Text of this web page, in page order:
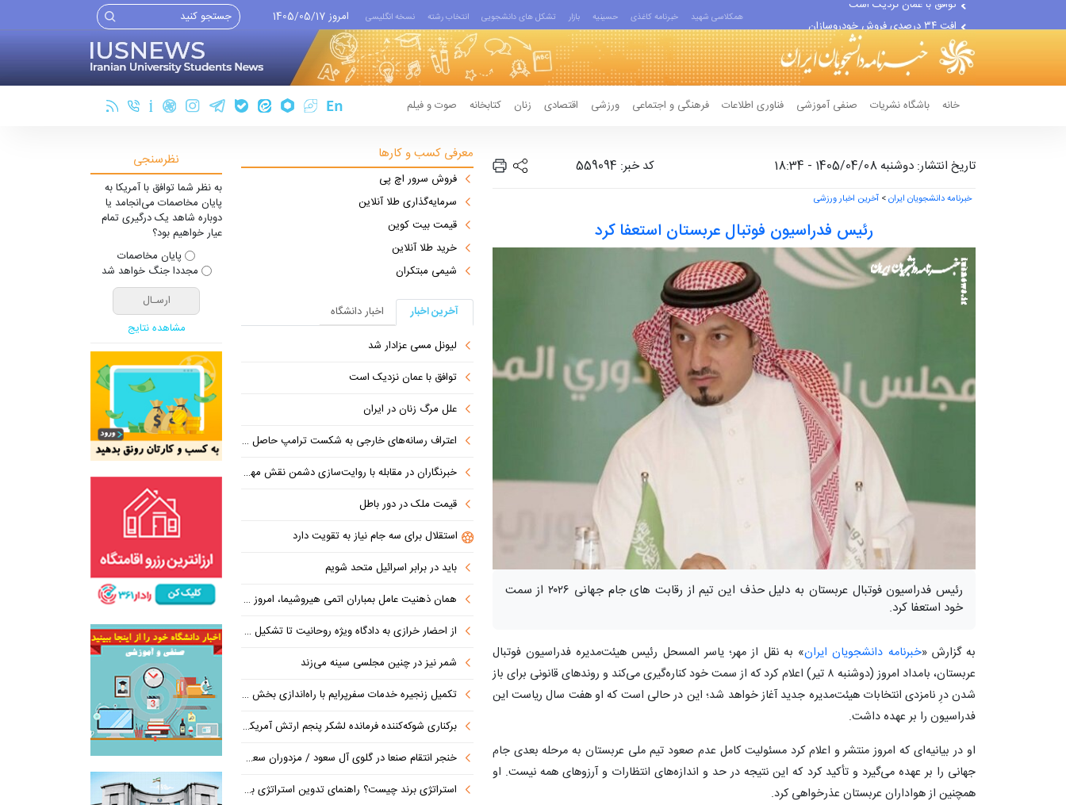
افت ۳۴ درصدی فروش خودروسازان
علل مرگ زنان در ایران
اعتراف رسانه‌های خارجی به...
همکلاسی شهید خبرنامه کاغذی حسینیه بازار تشکل های دانشجویی انتخاب رشته نسخه انگلیسی امروز 1405/05/17
خانه باشگاه نشریات صنفی آموزشی فناوری اطلاعات فرهنگی و اجتماعی ورزشی اقتصادی زنان کتابخانه صوت و فیلم
تاریخ انتشار: دوشنبه 1405/04/08 - 18:34 کد خبر: 559094
خبرنامه دانشجویان ایران> آخرین اخبار ورزشی
رئیس فدراسیون فوتبال عربستان استعفا کرد
رئیس فدراسیون فوتبال عربستان به دلیل حذف این تیم از رقابت های جام جهانی ۲۰۲۶ از سمت
خود استعفا کرد.
به گزارش «خبرنامه دانشجویان ایران» به نقل از مهر؛ یاسر المسحل رئیس هیئت‌مدیره فدراسیون فوتبال
عربستان، بامداد امروز (دوشنبه ۸ تیر) اعلام کرد که از سمت خود کناره‌گیری می‌کند و روندهای قانونی برای باز
شدن درِ نامزدی انتخابات هیئت‌مدیره جدید آغاز خواهد شد؛ این در حالی است که او هفت سال ریاست این
فدراسیون را بر عهده داشت.
او در بیانیه‌ای که امروز منتشر و اعلام کرد مسئولیت کامل عدم صعود تیم ملی عربستان به مرحله بعدی جام
جهانی را بر عهده می‌گیرد و تأکید کرد که این نتیجه در حد و اندازه‌های انتظارات و آرزوهای همه نیست. او
همچنین از هواداران عربستان عذرخواهی کرد.
معرفی کسب و کارها
فروش سرور اچ پی
سرمایه‌گذاری طلا آنلاین
قیمت بیت کوین
خرید طلا آنلاین
شیمی مبتکران
آخرین اخبار
اخبار دانشگاه
لیونل مسی عزادار شد
توافق با عمان نزدیک است
علل مرگ زنان در ایران
اعتراف رسانه‌های خارجی به شکست ترامپ حاصل مجاهدت رسانه‌های انقلابی است
خبرنگاران در مقابله با روایت‌سازی دشمن نقش مهمی دارند
قیمت ملک در دور باطل
استقلال برای سه جام نیاز به تقویت دارد
باید در برابر اسرائیل متحد شویم
همان ذهنیت عامل بمباران اتمی هیروشیما، امروز در واشنگتن حاکم است
از احضار خرازی به دادگاه ویژه روحانیت تا تشکیل ۷۰۰ پرونده تعهدات ارزی
شمر نیز در چنین مجلسی سینه می‌زند
تکمیل زنجیره خدمات سفرپرایم با راه‌اندازی بخش تور
برکناری شوکه‌کننده فرمانده لشکر پنجم ارتش آمریکا در اروپا
خنجر انتقام صنعا در گلوی آل سعود / مزدوران سعودی زیر ضرب انصارالله
استراتژی برند چیست؟ راهنمای تدوین استراتژی برند برای ساخت مسیر رشد متمایز
نظرسنجی
به نظر شما توافق با آمریکا به
پایان مخاصمات می‌انجامد یا
دوباره شاهد یک درگیری تمام
عیار خواهیم بود؟
پایان مخاصمات
مجددا جنگ خواهد شد
مشاهده نتایج